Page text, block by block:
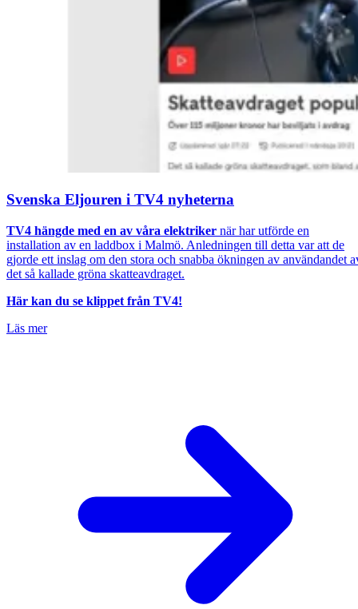
Svenska Eljouren i TV4 nyheterna
TV4 hängde med en av våra elektriker när har utförde en
installation av en laddbox i Malmö. Anledningen till detta var att de
gjorde ett inslag om den stora och snabba ökningen av användandet
det så kallade gröna skatteavdraget.
Här kan du se klippet från TV4!
Läs mer